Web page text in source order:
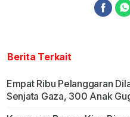
Berita Terkait
Empat Ribu Pelanggaran
Senjata Gaza, 300 Anak